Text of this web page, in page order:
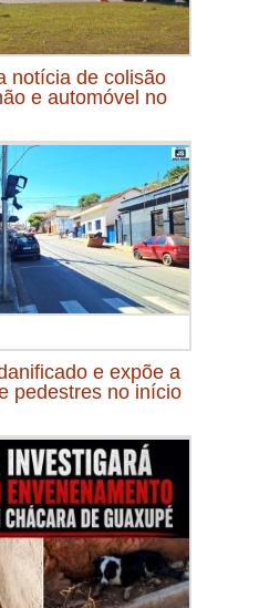
notícia de colisão
e automóvel no
e expõe a
pedestres no início